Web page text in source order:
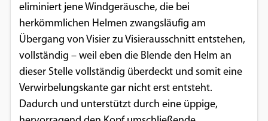
eliminiert jene Windgeräusche, die bei
herkömmlichen Helmen zwangsläufig am
Übergang von Visier zu Visierausschnitt entstehen,
vollständig – weil eben die Blende den Helm an
dieser Stelle vollständig überdeckt und somit eine
Verwirbelungskante gar nicht erst entsteht.
Dadurch und unterstützt durch eine üppige,
Social Media Plattformen anzeigen zu
können, werden von diesen externen
Medien Cookies gesetzt.
YouTube
Vimeo